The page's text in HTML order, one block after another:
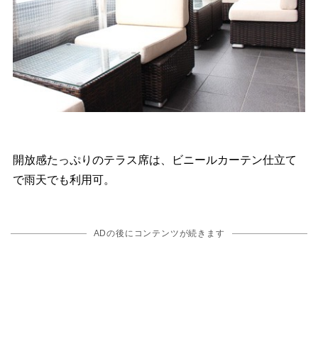
開放感たっぷりのテラス席は、ビニールカーテン仕立て
で雨天でも利用可。
ADの後にコンテンツが続きます